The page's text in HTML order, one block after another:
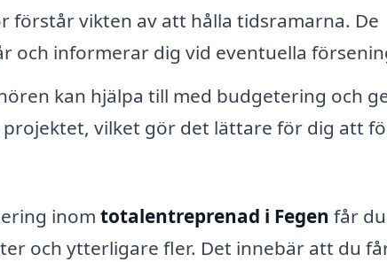
förstår vikten av att hålla tidsramarna. De
och informerar dig vid eventuella
kan hjälpa till med budgetering och
vilket gör det lättare för dig att
inom totalentreprenad i Fegen får
och ytterligare fler. Det innebär att du